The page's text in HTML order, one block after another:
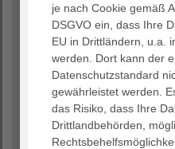
Lebensqualität
Im AGAPLESION HAUS
Senioren unabhängig und
barrierefreien Wohnung
umfangreichen
so lange in ihrer
wünschen oder dies
je nach Cookie gemäß
DSGVO ein, dass Ihre
EU in Drittländern, u.a.
werden. Dort kann der
Datenschutzstandard
gewährleistet werden.
das Risiko, dass Ihre
Drittlandbehörden,